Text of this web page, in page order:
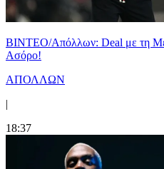
ΒΙΝΤΕΟ/Απόλλων: Deal με τη
Ασόρο!
ΑΠΟΛΛΩΝ
|
18:37